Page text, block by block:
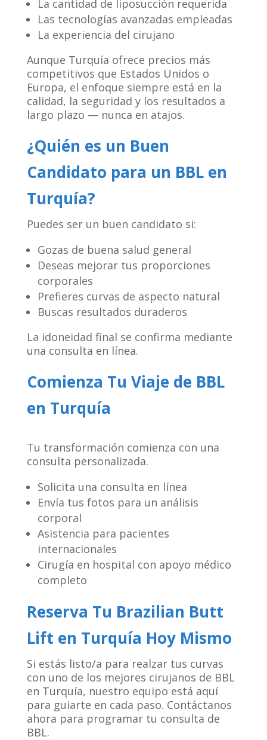
La cantidad de liposucción requerida
Las tecnologías avanzadas empleadas
La experiencia del cirujano
Aunque Turquía ofrece precios más
competitivos que Estados Unidos o
Europa, el enfoque siempre está en la
calidad, la seguridad y los resultados a
largo plazo — nunca en atajos.
¿Quién es un Buen
Candidato para un BBL en
Turquía?
Puedes ser un buen candidato si:
Gozas de buena salud general
Deseas mejorar tus proporciones
corporales
Prefieres curvas de aspecto natural
Buscas resultados duraderos
La idoneidad final se confirma mediante
una consulta en línea.
Comienza Tu Viaje de BBL
en Turquía
Tu transformación comienza con una
consulta personalizada.
Solicita una consulta en línea
Envía tus fotos para un análisis
corporal
Asistencia para pacientes
internacionales
Cirugía en hospital con apoyo médico
completo
Reserva Tu Brazilian Butt
Lift en Turquía Hoy Mismo
Si estás listo/a para realzar tus curvas
con uno de los mejores cirujanos de BBL
en Turquía, nuestro equipo está aquí
para guiarte en cada paso. Contáctanos
ahora para programar tu consulta de
BBL.